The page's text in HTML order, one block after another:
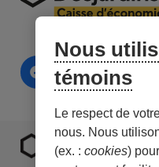
Nous
témoins
Le respect de
nous. Nous
(ex. : cookies)